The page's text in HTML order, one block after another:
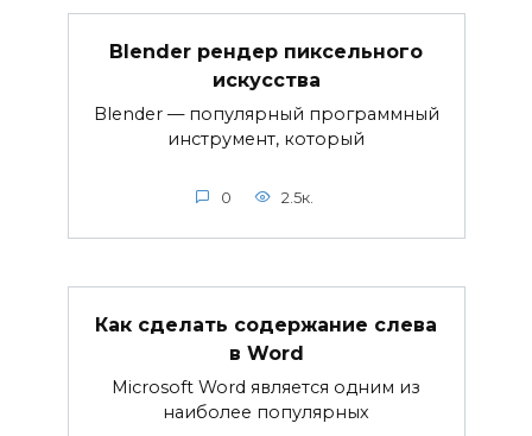
Blender рендер пиксельного
искусства
Blender — популярный программный
инструмент, который
0 2.5к.
Как сделать содержание слева
в Word
Microsoft Word является одним из
наиболее популярных